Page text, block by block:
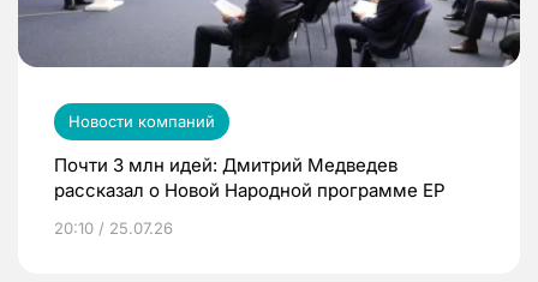
Новости компаний
Почти 3 млн идей: Дмитрий Медведев
рассказал о Новой Народной программе ЕР
20:10 / 25.07.26